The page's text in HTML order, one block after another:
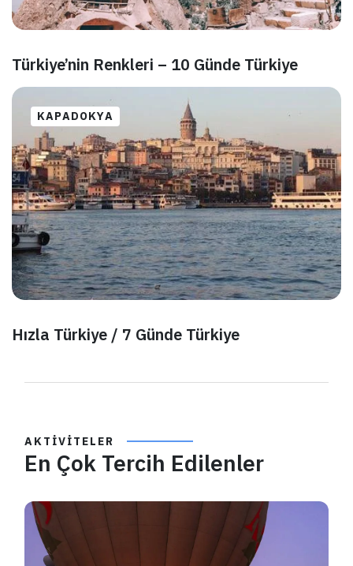
Türkiye’nin Renkleri – 10 Günde Türkiye
KAPADOKYA
Hızla Türkiye / 7 Günde Türkiye
AKTIVITELER
En Çok Tercih Edilenler